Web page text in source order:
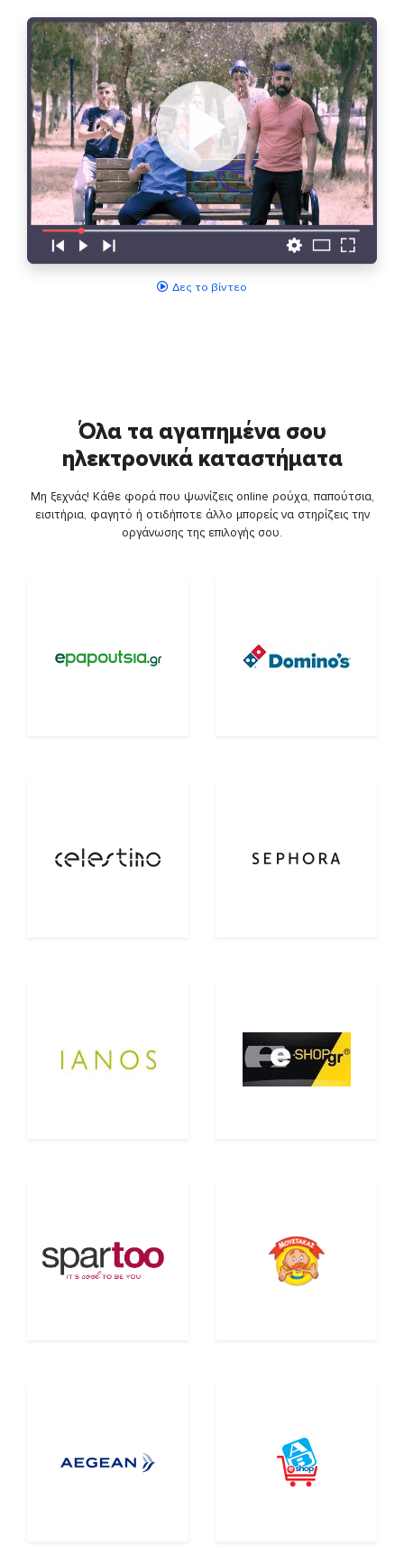
Δες το βίντεο
Όλα τα αγαπημένα σου
ηλεκτρονικά καταστήματα
Μη ξεχνάς! Κάθε φορά που ψωνίζεις online ρούχα, παπούτσια,
εισιτήρια, φαγητό ή οτιδήποτε άλλο μπορείς να στηρίζεις την
οργάνωσης της επιλογής σου.